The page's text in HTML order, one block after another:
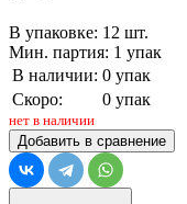
В упаковке: 12 шт.
Мин. партия: 1 упак
В наличии: 0 упак
Скоро:
0 упак
нет в наличии
Добавить в сравнение